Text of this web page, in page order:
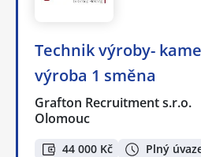
Technik výroby-
výroba 1 směna
Grafton Recruitment s.r.o.
Olomouc
44 000 Kč Plný